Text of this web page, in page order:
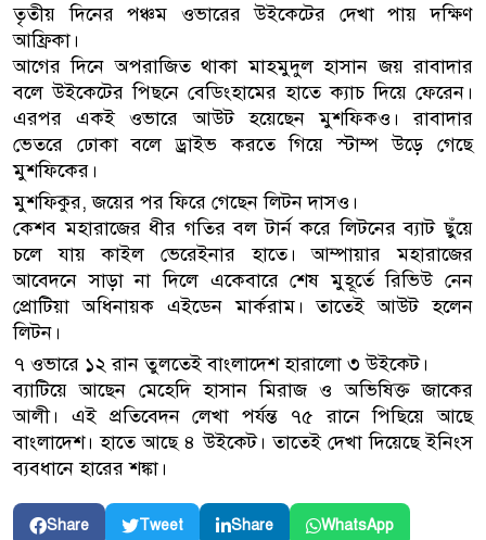
তৃতীয় দিনের পঞ্চম ওভারের উইকেটের দেখা পায় দক্ষিণ
আফ্রিকা।
আগের দিনে অপরাজিত থাকা মাহমুদুল হাসান জয় রাবাদার
বলে উইকেটের পিছনে বেডিংহামের হাতে ক্যাচ দিয়ে ফেরেন।
এরপর একই ওভারে আউট হয়েছেন মুশফিকও। রাবাদার
ভেতরে ঢোকা বলে ড্রাইভ করতে গিয়ে স্টাম্প উড়ে গেছে
মুশফিকের।
মুশফিকুর, জয়ের পর ফিরে গেছেন লিটন দাসও।
কেশব মহারাজের ধীর গতির বল টার্ন করে লিটনের ব্যাট ছুঁয়ে
চলে যায় কাইল ভেরেইনার হাতে। আম্পায়ার মহারাজের
আবেদনে সাড়া না দিলে একেবারে শেষ মুহূর্তে রিভিউ নেন
প্রোটিয়া অধিনায়ক এইডেন মার্করাম। তাতেই আউট হলেন
লিটন।
৭ ওভারে ১২ রান তুলতেই বাংলাদেশ হারালো ৩ উইকেট।
ব্যাটিয়ে আছেন মেহেদি হাসান মিরাজ ও অভিষিক্ত জাকের
আলী। এই প্রতিবেদন লেখা পর্যন্ত ৭৫ রানে পিছিয়ে আছে
বাংলাদেশ। হাতে আছে ৪ উইকেট। তাতেই দেখা দিয়েছে ইনিংস
ব্যবধানে হারের শঙ্কা।
Share Tweet Share WhatsApp